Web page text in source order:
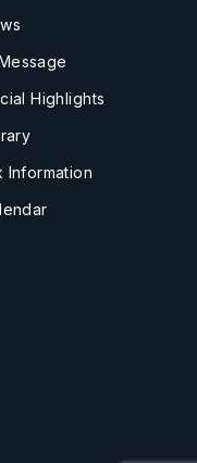
Highlights
Information